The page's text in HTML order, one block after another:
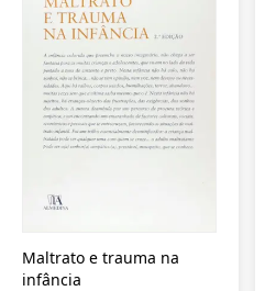
Maltrato e trauma na
infância